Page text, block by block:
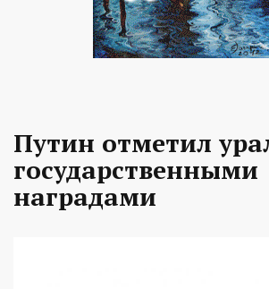
Путин отметил
государственными
наградами